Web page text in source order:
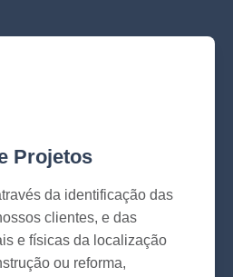
Projetos
da identificação das
clientes, e das
e físicas da localização
ou reforma,